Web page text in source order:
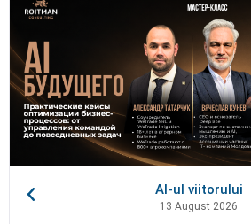
AI-ul viitorului
13 August 2026